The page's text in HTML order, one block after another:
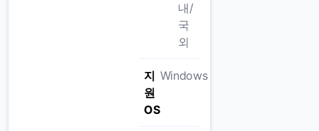
내/
국
외
지
원
OS
Windows